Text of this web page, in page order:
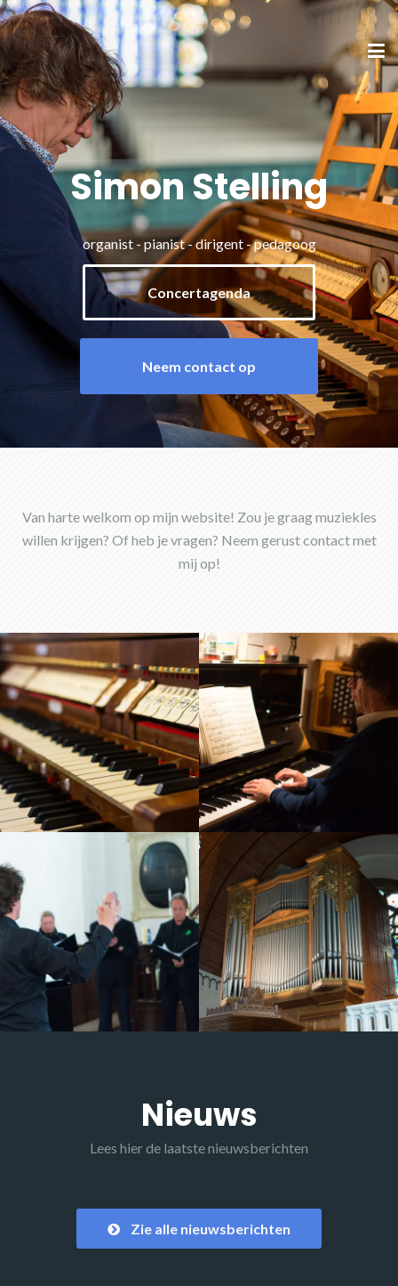
Simon Stelling
organist - pianist - dirigent - pedagoog
Concertagenda
Neem contact op
Van harte welkom op mijn website! Zou je graag muziekles
willen krijgen? Of heb je vragen? Neem gerust contact met
mij op!
Nieuws
Lees hier de laatste nieuwsberichten
Zie alle nieuwsberichten